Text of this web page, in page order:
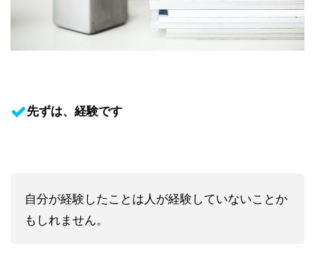
先ずは、経験です
自分が経験したことは人が経験していないことか
もしれません。